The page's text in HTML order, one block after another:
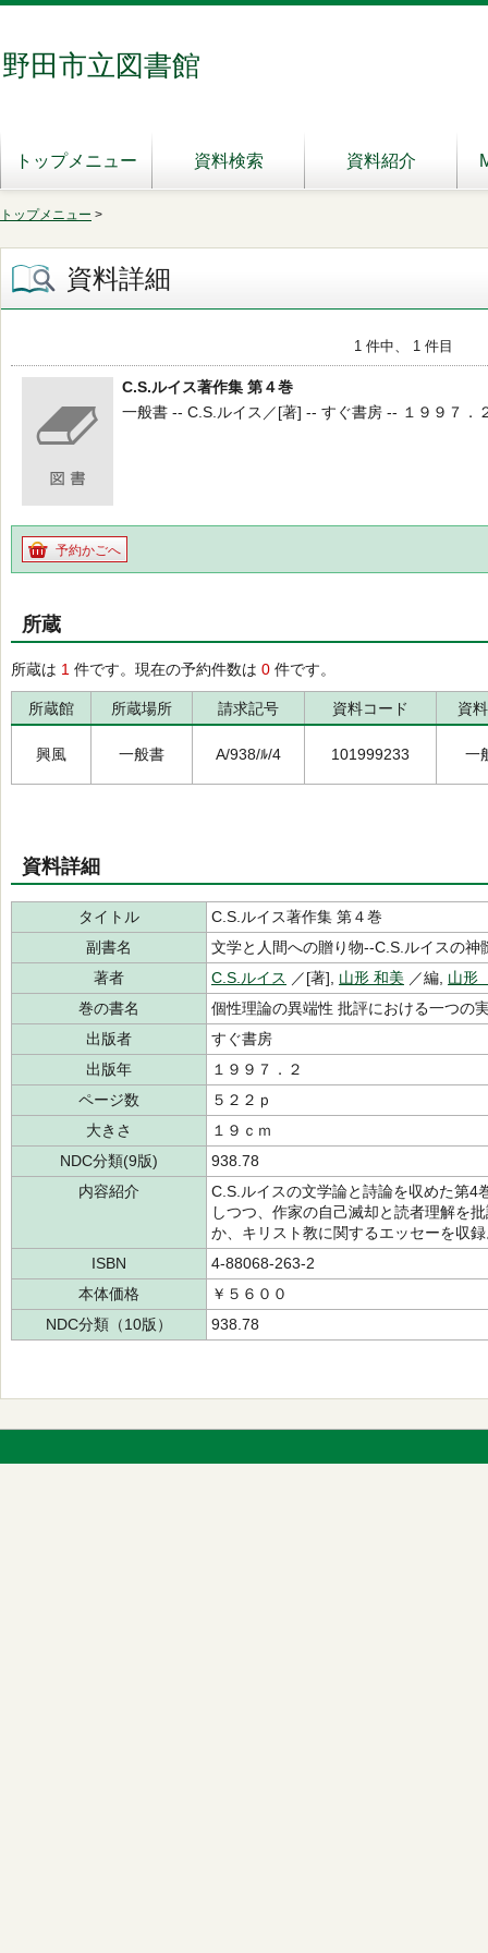
野田市立図書館
トップメニュー 資料検索 資料紹介
トップメニュー >
資料詳細
1 件中、 1 件目
C.S.ルイス著作集 第４巻
一般書 -- C.S.ルイス／[著] -- すぐ書房 -- １９９７．
予約かごへ
所蔵
所蔵は 1 件です。現在の予約件数は 0 件です。
所蔵館 所蔵場所 請求記号 資料コード 資
興風 一般書 A/938/ﾙ/4 101999233 一
資料詳細
タイトル
C.S.ルイス著作集 第４巻
副書名
文学と人間への贈り物--C.S.ルイスの神
著者
C.S.ルイス ／[著], 山形 和美 ／編, 山形
巻の書名
個性理論の異端性 批評における一つの
出版者
すぐ書房
出版年
１９９７．２
ページ数
５２２ｐ
大きさ
１９ｃｍ
NDC分類(9版)
938.78
内容紹介
C.S.ルイスの文学論と詩論を収めた第4
しつつ、作家の自己滅却と読者理解を
か、キリスト教に関するエッセーを収
ISBN
4-88068-263-2
本体価格
￥５６００
NDC分類（10版）
938.78